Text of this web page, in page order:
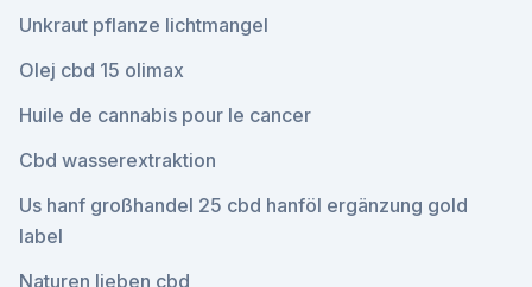
Unkraut pflanze lichtmangel
Olej cbd 15 olimax
Huile de cannabis pour le cancer
Cbd wasserextraktion
Us hanf großhandel 25 cbd hanföl ergänzung gold
label
Naturen lieben cbd